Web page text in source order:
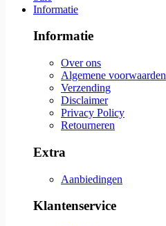
Informatie
Informatie
Over ons
Algemene voorwaarden
Verzending
Disclaimer
Privacy Policy
Retourneren
Extra
Aanbiedingen
Klantenservice